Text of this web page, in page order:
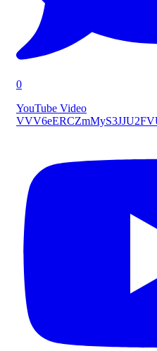
0
YouTube Video